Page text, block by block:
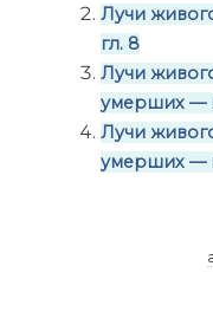
Лучи
гл. 8
Лучи
умерших —
Лучи
умерших —